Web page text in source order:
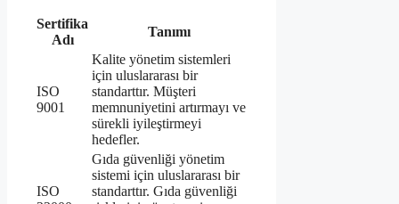
Sertifika
Adı
Tanımı
ISO
9001
Kalite yönetim sistemleri
için uluslararası bir
standarttır. Müşteri
memnuniyetini artırmayı ve
sürekli iyileştirmeyi
hedefler.
ISO
Gıda güvenliği yönetim
sistemi için uluslararası bir
standarttır. Gıda güvenliği